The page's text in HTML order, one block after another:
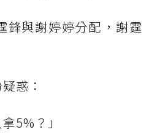
鋒與謝婷婷分配，謝霆
惑：
5%？」